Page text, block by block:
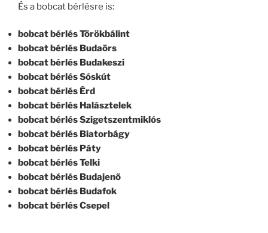
És a bobcat bérlésre is:
bobcat bérlés Törökbálint
bobcat bérlés Budaörs
bobcat bérlés Budakeszi
bobcat bérlés Sóskút
bobcat bérlés Érd
bobcat bérlés Halásztelek
bobcat bérlés Szigetszentmiklós
bobcat bérlés Biatorbágy
bobcat bérlés Páty
bobcat bérlés Telki
bobcat bérlés Budajenő
bobcat bérlés Budafok
bobcat bérlés Csepel